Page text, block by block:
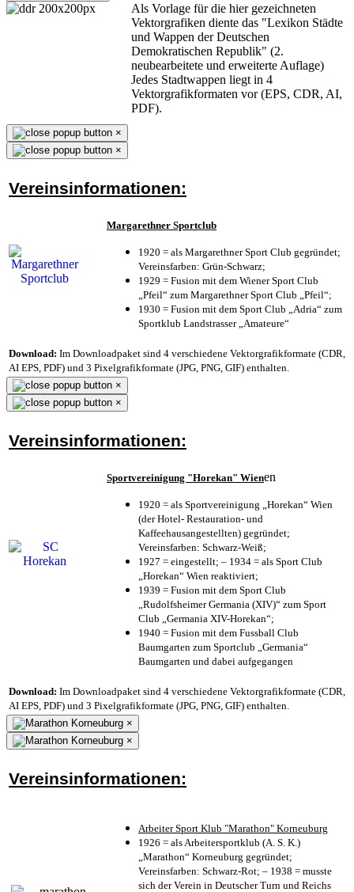
Als Vorlage für die hier gezeichneten
Vektorgrafiken diente das "Lexikon Städte
und Wappen der Deutschen
Demokratischen Republik" (2.
neubearbeitete und erweiterte Auflage)
Jedes Stadtwappen liegt in 4
Vektorgrafikformaten vor (EPS, CDR, AI,
PDF).
×
×
Vereinsinformationen:
Margarethner Sportclub
1920 = als Margarethner Sport Club gegründet;
Vereinsfarben: Grün-Schwarz;
1929 = Fusion mit dem Wiener Sport Club
„Pfeil“ zum Margarethner Sport Club „Pfeil“;
1930 = Fusion mit dem Sport Club „Adria“ zum
Sportklub Landstrasser „Amateure“
Download: Im Downloadpaket sind 4 verschiedene Vektorgrafikformate (CDR,
AI EPS, PDF) und 3 Pixelgrafikformate (JPG, PNG, GIF) enthalten.
×
×
Vereinsinformationen:
Sportvereinigung "Horekan" Wienen
1920 = als Sportvereinigung „Horekan“ Wien
(der Hotel- Restauration- und
Kaffeehausangestellten) gegründet;
Vereinsfarben: Schwarz-Weiß;
1927 = eingestellt; – 1934 = als Sport Club
„Horekan“ Wien reaktiviert;
1939 = Fusion mit dem Sport Club
„Rudolfsheimer Germania (XIV)“ zum Sport
Club „Germania XIV-Horekan“;
1940 = Fusion mit dem Fussball Club
Baumgarten zum Sportclub „Germania“
Baumgarten und dabei aufgegangen
Download: Im Downloadpaket sind 4 verschiedene Vektorgrafikformate (CDR,
AI EPS, PDF) und 3 Pixelgrafikformate (JPG, PNG, GIF) enthalten.
×
×
Vereinsinformationen:
Arbeiter Sport Klub "Marathon" Korneuburg
1926 = als Arbeitersportklub (A. S. K.)
„Marathon“ Korneuburg gegründet;
Vereinsfarben: Schwarz-Rot; – 1938 = musste
sich der Verein in Deutscher Turn und Reichs